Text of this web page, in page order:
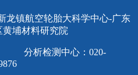
龙镇航空轮胎大科学中心-广东
埔材料研究院
分析检测中心：020-